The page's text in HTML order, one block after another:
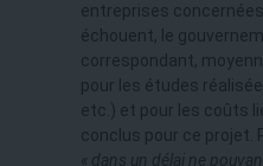
entreprises
échouent, le
correspondant,
pour les études
etc.) et pour les coûts
conclus pour ce projet.
« dans un délai ne